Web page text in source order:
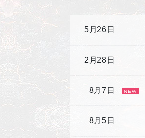
5月26日
2月28日
8月7日 NEW
8月5日